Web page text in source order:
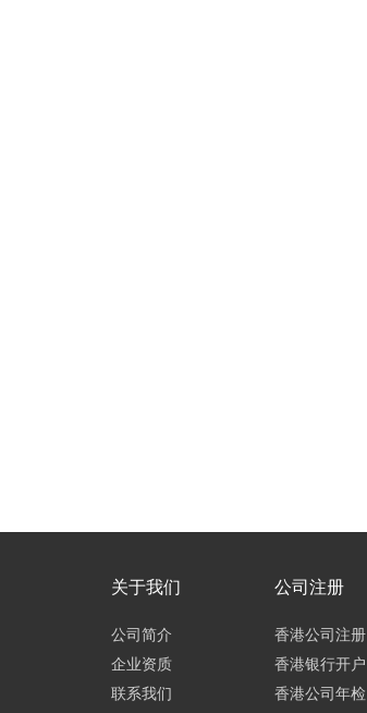
关于我们
公司简介
企业资质
联系我们
公司注册
香港公司注册
香港银行开户
香港公司年检